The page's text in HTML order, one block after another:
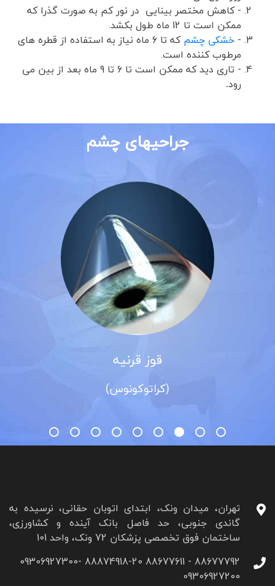
- کاهش مختصر بینایی در نور کم به صورت گذرا که
ممکن است تا 12 ماه طول بکشد.
- خشکی چشم
که تا 6 ماه نیاز به استفاده از قطره های
مرطوب کننده است.
- تاری دید که ممکن است تا 6 تا 9 ماه بعد از بین می
رود.
جراحیهای چشم
قوز قرنیه
(کراتوکونوس)
تهران، میدان ونک، ابتدای اتوبان حقانی، نرسیده به
گاندی جنوبی، حد فاصل بانک آینده و کشاورزی،
ساختمان فوق تخصصی پزشکان 72 ونک، واحد 101
88677792 - 88677611 88874918-20 09306927300-
09306927200